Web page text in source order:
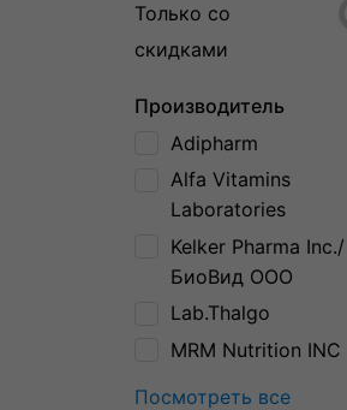
Только со
скидками
Производитель
Adipharm
Alfa Vitamins
Laboratories
Kelker Pharma Inc./
БиоВид ООО
Lab.Thalgo
MRM Nutrition INC
Посмотреть все